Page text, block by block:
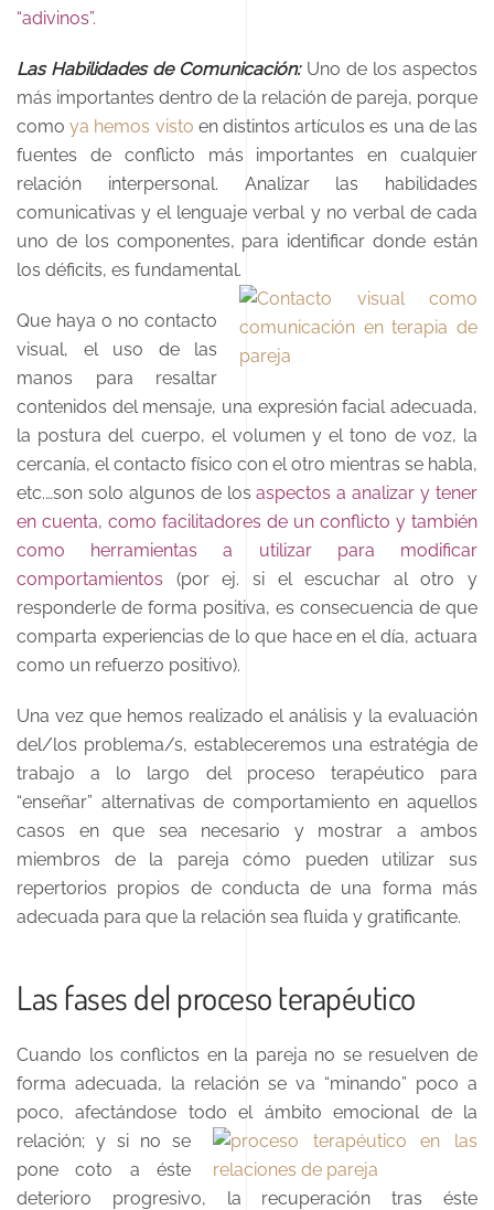
“adivinos”.
Las Habilidades de Comunicación:Uno de los aspectos
más importantes dentro de la relación de pareja, porque
comoya hemos visto en distintos artículos es una de las
fuentes de conflicto más importantes en cualquier
relación interpersonal. Analizar las habilidades
comunicativas y el lenguaje verbal y no verbal de cada
uno de los componentes, para identificar donde están
los déficits, es fundamental.
Que haya o no contacto
visual, el uso de las
manos para resaltar
contenidos del mensaje, una expresión facial adecuada,
la postura del cuerpo, el volumen y el tono de voz, la
cercanía, el contacto físico con el otro mientras se habla,
etc.…son solo algunos de losaspectos a analizar y tener
en cuenta, como facilitadores de un conflicto y también
como herramientas a utilizar para modificar
comportamientos (por ej. si el escuchar al otro y
responderle de forma positiva, es consecuencia de que
comparta experiencias de lo que hace en el día, actuara
como un refuerzo positivo).
Una vez que hemos realizado el análisis y la evaluación
del/los problema/s, estableceremos una estratégia de
trabajo a lo largo del proceso terapéutico para
“enseñar” alternativas de comportamiento en aquellos
casos en que sea necesario y mostrar a ambos
miembros de la pareja cómo pueden utilizar sus
repertorios propios de conducta de una forma más
adecuada para que la relación sea fluida y gratificante.
Las fases del proceso terapéutico
Cuando los conflictos en la pareja no se resuelven de
forma adecuada, la relación se va “minando” poco a
poco, afectándose todo el ámbito emocional de la
relación; y si no se
pone coto a éste
deterioro progresivo, la recuperación tras éste